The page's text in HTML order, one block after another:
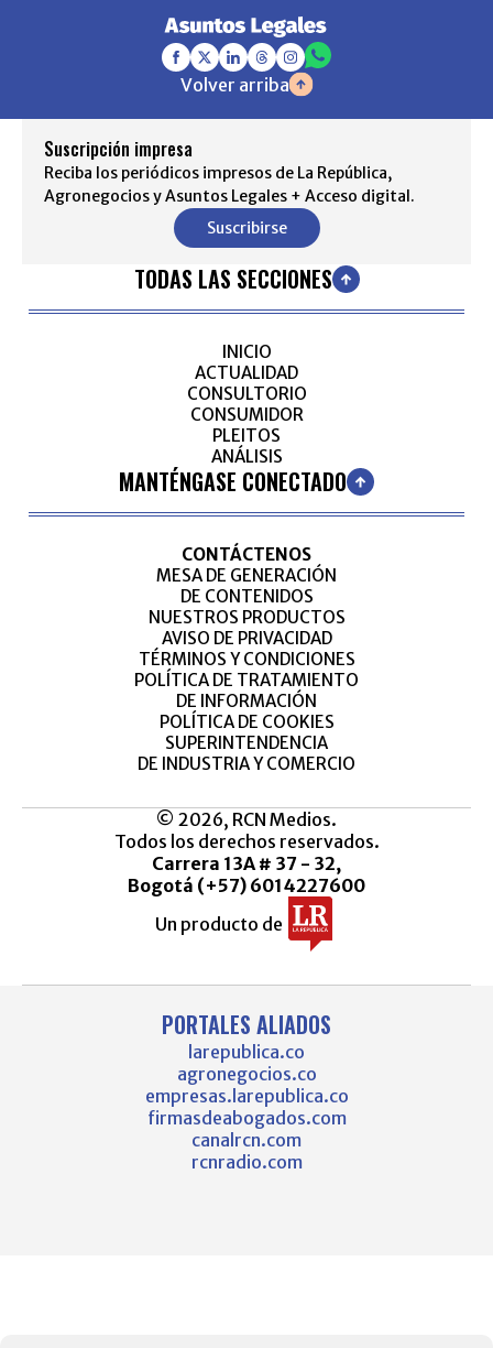
Volver arriba
Suscripción impresa
Reciba los periódicos impresos de La República,
Agronegocios y Asuntos Legales + Acceso digital.
Suscribirse
TODAS LAS SECCIONES
INICIO
ACTUALIDAD
CONSULTORIO
CONSUMIDOR
PLEITOS
ANÁLISIS
MANTÉNGASE CONECTADO
CONTÁCTENOS
MESA DE GENERACIÓN
DE CONTENIDOS
NUESTROS PRODUCTOS
AVISO DE PRIVACIDAD
TÉRMINOS Y CONDICIONES
POLÍTICA DE TRATAMIENTO
DE INFORMACIÓN
POLÍTICA DE COOKIES
SUPERINTENDENCIA
DE INDUSTRIA Y COMERCIO
© 2026, RCN Medios.
Todos los derechos reservados.
Carrera 13A # 37 - 32,
Bogotá (+57) 6014227600
Un producto de
PORTALES ALIADOS
larepublica.co
agronegocios.co
empresas.larepublica.co
firmasdeabogados.com
canalrcn.com
rcnradio.com